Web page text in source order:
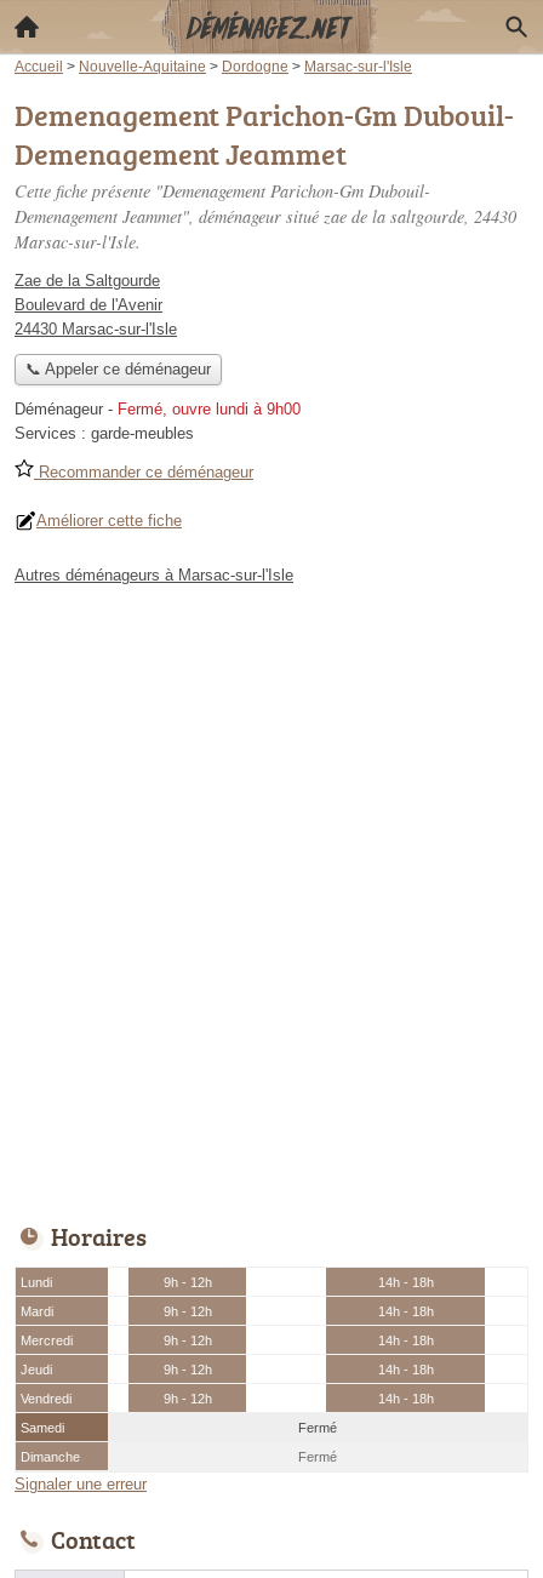
Accueil > Nouvelle-Aquitaine > Dordogne > Marsac-sur-l'Isle
Demenagement Parichon-Gm Dubouil-
Demenagement Jeammet
Cette fiche présente "Demenagement Parichon-Gm Dubouil-
Demenagement Jeammet", déménageur situé zae de la saltgourde, 24430
Marsac-sur-l'Isle.
Zae de la Saltgourde
Boulevard de l'Avenir
24430 Marsac-sur-l'Isle
📞 Appeler ce déménageur
Déménageur - Fermé, ouvre lundi à 9h00
Services : garde-meubles
Recommander ce déménageur
Améliorer cette fiche
Autres déménageurs à Marsac-sur-l'Isle
Horaires
Lundi 9h - 12h
14h - 18h
Mardi
9h - 12h
14h - 18h
Mercredi
9h - 12h
14h - 18h
Jeudi
9h - 12h
14h - 18h
Vendredi
9h - 12h
14h - 18h
Samedi
Fermé
Dimanche
Fermé
Signaler une erreur
Contact